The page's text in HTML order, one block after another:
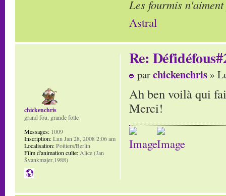
Les fourmis
Astral
Re:
parchickenchris »
Ah ben voilà qui
Merci!
chickenchris
grand fou, grande folle
Messages: 1009
Inscription:Lun Jan 28, 2008 2:06 am
Localisation:Poitiers/Berlin
Film d'animation culte:Alice (Jan
Švankmajer,1988)